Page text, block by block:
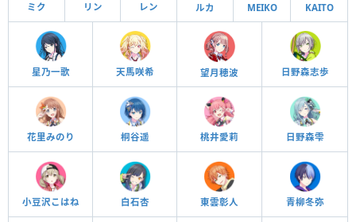
ミク リン レン ルカ MEIKO KAITO
星乃一歌 天馬咲希 望月穂波 日野森志歩
花里みのり 桐谷遥 桃井愛莉 日野森雫
小豆沢こはね 白石杏 東雲彰人 青柳冬弥